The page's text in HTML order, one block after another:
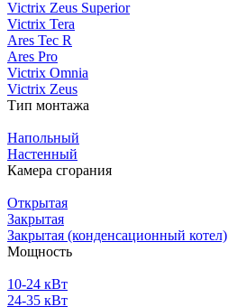
Victrix Zeus Superior
Victrix Tera
Ares Tec R
Ares Pro
Victrix Omnia
Victrix Zeus
Тип монтажа
Напольный
Настенный
Камера сгорания
Открытая
Закрытая
Закрытая (конденсационный котел)
Мощность
10-24 кВт
24-35 кВт